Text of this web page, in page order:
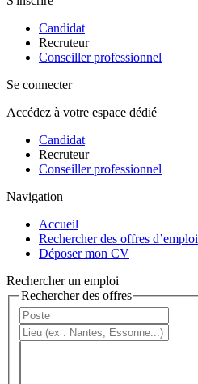
Candidat
Recruteur
Conseiller professionnel
Se connecter
Accédez à votre espace dédié
Candidat
Recruteur
Conseiller professionnel
Navigation
Accueil
Rechercher des offres d’emploi
Déposer mon CV
Rechercher un emploi
Rechercher des offres